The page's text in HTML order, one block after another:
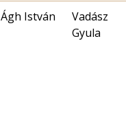
Ágh István
Vadász
Gyula